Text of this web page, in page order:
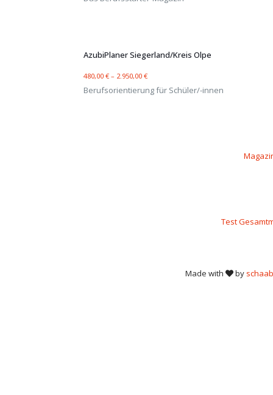
AzubiPlaner Siegerland/Kreis Olpe
480,00 € – 2.950,00 €
Berufsorientierung für Schüler/-innen
Test
Made with by